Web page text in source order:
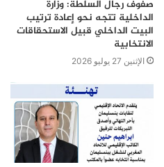
صفوف رجال السلطة: وزارة
الداخلية تتجه نحو إعادة ترتيب
البيت الداخلي قبيل الاستحقاقات
الانتخابية
الإثنين 27 يوليو 2026